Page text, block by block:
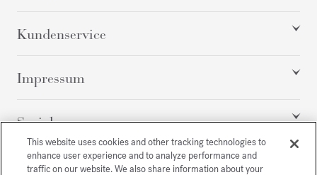
Kundenservice
Impressum
Social
Alle Rechte vorbehalten
This website uses cookies and other tracking technologies to
enhance user experience and to analyze performance and
traffic on our website. We also share information about your